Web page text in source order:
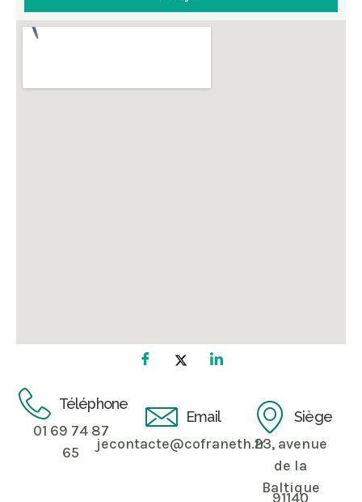
Téléphone
01 69 74 87
65
Email
jecontacte@cofraneth.fr
Siège
23, avenue
de la
Baltique
91140